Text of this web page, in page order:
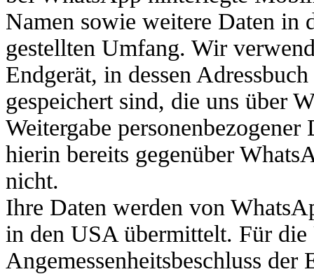
Namen sowie weitere Daten in
gestellten Umfang. Wir
Endgerät, in dessen
gespeichert sind, die uns über
Weitergabe
hierin bereits gegenüber
nicht.
Ihre Daten werden von
in den USA übermittelt. Für
Angemessenheitsbeschluss